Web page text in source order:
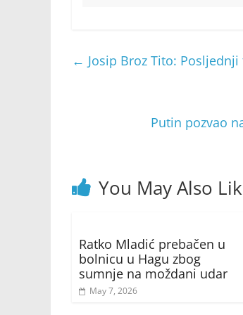
← Josip Broz Tito:
Putin pozvao
You May Also
Ratko Mladić prebačen u
bolnicu u Hagu zbog
sumnje na moždani udar
May 7, 2026